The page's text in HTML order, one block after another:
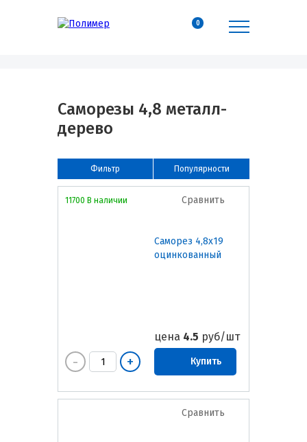
0
Саморезы 4,8 металл-
дерево
Популярности
Фильтр
Сравнить
Саморез 4,8х19
оцинкованный
цена 4.5 руб/шт
Купить
11700 В наличии
Сравнить